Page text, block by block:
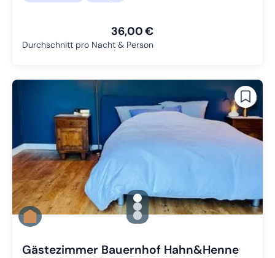
36,00 €
Durchschnitt pro Nacht & Person
gallery.slide_selector
Zu Slide 1 wechseln
Zu Slide 2 wechseln
Zu Slide 3 wechseln
Gästezimmer Bauernhof Hahn&Henne